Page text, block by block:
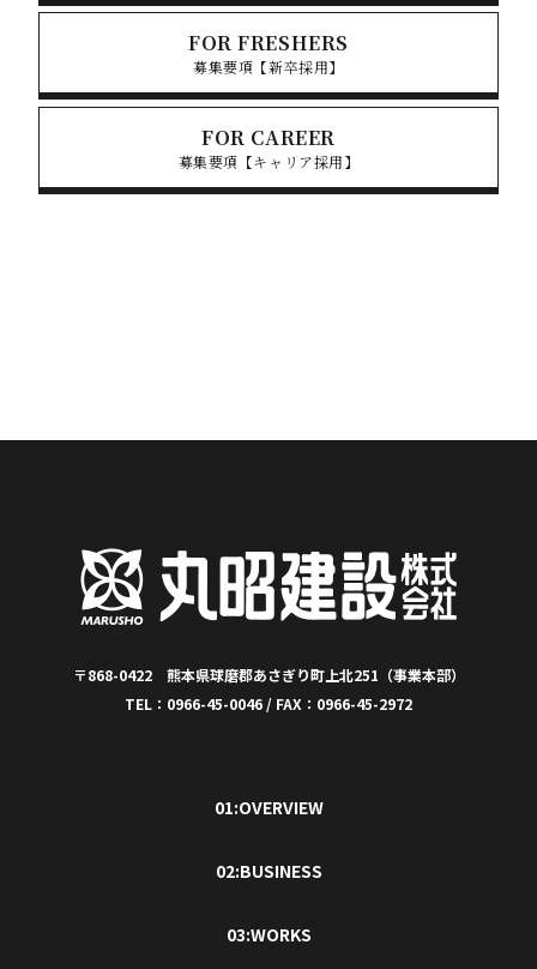
FOR FRESHERS
募集要項【新卒採用】
FOR CAREER
募集要項【キャリア採用】
〒868-0422 熊本県球磨郡あさぎり町上北251（事業本部）
TEL：0966-45-0046 / FAX：0966-45-2972
01:OVERVIEW
02:BUSINESS
03:WORKS